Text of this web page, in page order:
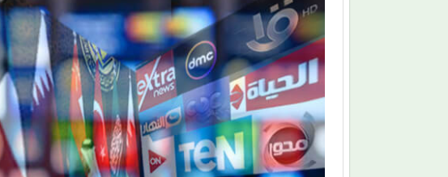
برتقان (الأبنودي) وفراولة مصطفى حدوتة!